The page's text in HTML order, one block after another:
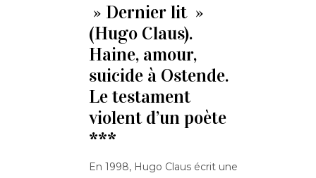
» Dernier lit »
(Hugo Claus).
Haine, amour,
suicide à Ostende.
Le testament
violent d’un poète
***
En 1998, Hugo Claus écrit une